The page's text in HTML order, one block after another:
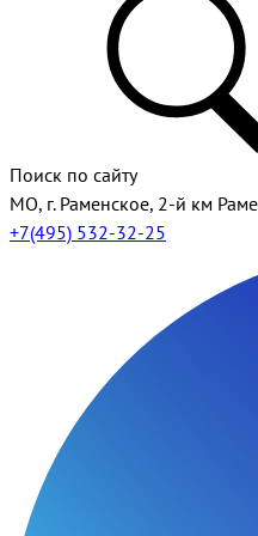
Поиск по сайту
МО, г. Раменское, 2-й км
+7(495) 532-32-25